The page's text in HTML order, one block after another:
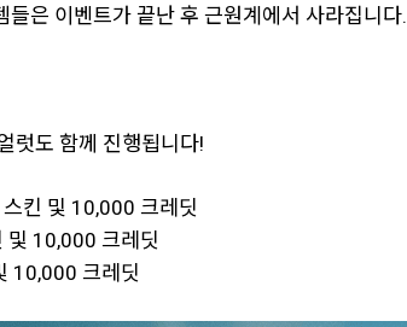
들은 이벤트가 끝난 후 근원계에서 사라집니다.
럿도 함께 진행됩니다!
킨 및 10,000 크레딧
및 10,000 크레딧
10,000 크레딧